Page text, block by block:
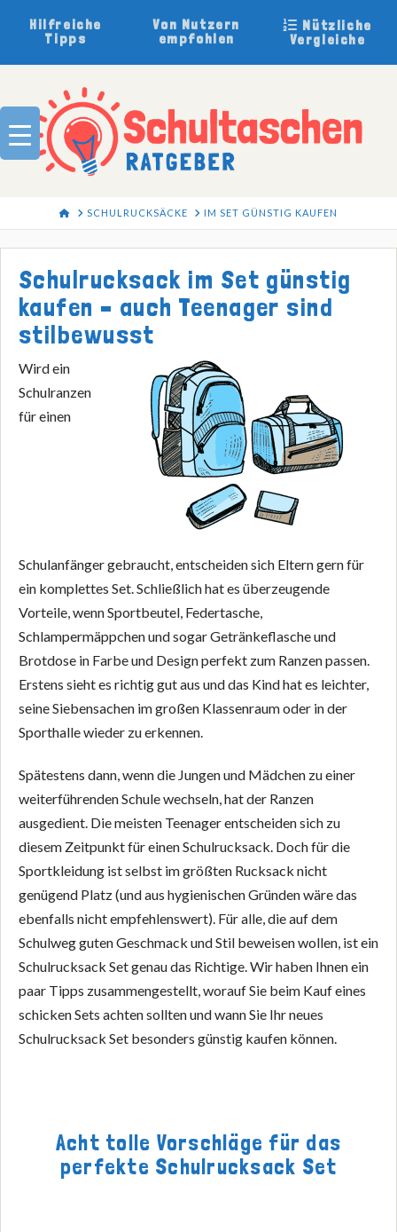
Hilfreiche
Tipps
Von Nutzern
empfohlen
Nützliche
Vergleiche
HOMESCHULRUCKSÄCKE IM SET GÜNSTIG KAUFEN
Schulrucksack im Set günstig
kaufen – auch Teenager sind
stilbewusst
Wird ein
Schulranzen
für einen
Schulanfänger gebraucht, entscheiden sich Eltern gern für
ein komplettes Set. Schließlich hat es überzeugende
Vorteile, wenn Sportbeutel, Federtasche,
Schlampermäppchen und sogar Getränkeflasche und
Brotdose in Farbe und Design perfekt zum Ranzen passen.
Erstens sieht es richtig gut aus und das Kind hat es leichter,
seine Siebensachen im großen Klassenraum oder in der
Sporthalle wieder zu erkennen.
Spätestens dann, wenn die Jungen und Mädchen zu einer
weiterführenden Schule wechseln, hat der Ranzen
ausgedient. Die meisten Teenager entscheiden sich zu
diesem Zeitpunkt für einen Schulrucksack. Doch für die
Sportkleidung ist selbst im größten Rucksack nicht
genügend Platz (und aus hygienischen Gründen wäre das
ebenfalls nicht empfehlenswert). Für alle, die auf dem
Schulweg guten Geschmack und Stil beweisen wollen, ist ein
Schulrucksack Set genau das Richtige. Wir haben Ihnen ein
paar Tipps zusammengestellt, worauf Sie beim Kauf eines
schicken Sets achten sollten und wann Sie Ihr neues
Schulrucksack Set besonders günstig kaufen können.
Acht tolle Vorschläge für das
perfekte Schulrucksack Set